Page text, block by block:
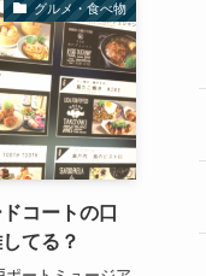
グルメ・食べ物
コートの口
てる？